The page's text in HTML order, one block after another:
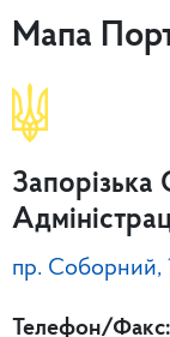
Мапа
пр. Соборний,
Телефон/Факс: